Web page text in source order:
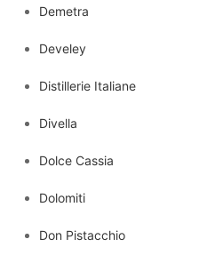
Demetra
Develey
Distillerie Italiane
Divella
Dolce Cassia
Dolomiti
Don Pistacchio